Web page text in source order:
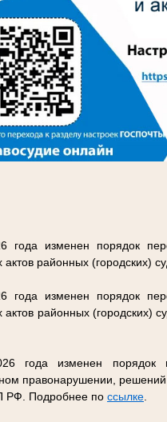
изменен порядок
районных (городских)
изменен порядок
актов районных
года изменен порядок
правонарушении,
РФ. Подробнее по ссылке.